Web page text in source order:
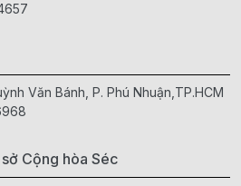
Văn Bánh, P. Phú Nhuận,TP.HCM
Cộng hòa Séc